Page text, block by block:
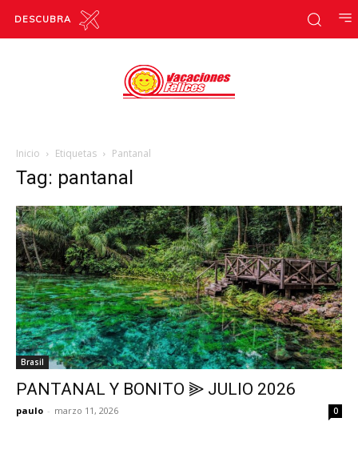
DESCUBRA
Inicio Etiquetas Pantanal
Tag: pantanal
Brasil
PANTANAL Y BONITO ⫸ JULIO 2026
paulo - marzo 11, 2026 0